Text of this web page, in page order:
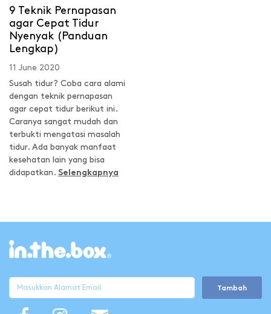
9 Teknik Pernapasan
agar Cepat Tidur
Nyenyak (Panduan
Lengkap)
11 June 2020
Susah tidur? Coba cara alami
dengan teknik pernapasan
agar cepat tidur berikut ini.
Caranya sangat mudah dan
terbukti mengatasi masalah
tidur. Ada banyak manfaat
kesehatan lain yang bisa
didapatkan. Selengkapnya
Tambah